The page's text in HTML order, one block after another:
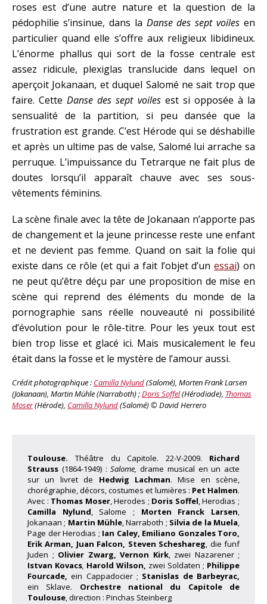
roses est d’une autre nature et la question de la
pédophilie s’insinue, dans la Danse des sept voiles en
particulier quand elle s’offre aux religieux libidineux.
L’énorme phallus qui sort de la fosse centrale est
assez ridicule, plexiglas translucide dans lequel on
aperçoit Jokanaan, et duquel Salomé ne sait trop que
faire. CetteDanse des sept voilesest si opposée à la
sensualité de la partition, si peu dansée que la
frustration est grande. C’est Hérode qui se déshabille
et après un ultime pas de valse, Salomé lui arrache sa
perruque. L’impuissance du Tetrarque ne fait plus de
doutes lorsqu’il apparaît chauve avec ses sous-
vêtements féminins.
La scène finale avec la tête de Jokanaan n’apporte pas
de changement et la jeune princesse reste une enfant
et ne devient pas femme. Quand on sait la folie qui
existe dans ce rôle (et qui a fait l’objet d’unessai) on
ne peut qu’être déçu par une proposition de mise en
scène qui reprend des éléments du monde de la
pornographie sans réelle nouveauté ni possibilité
d’évolution pour le rôle-titre. Pour les yeux tout est
bien trop lisse et glacé ici. Mais musicalement le feu
était dans la fosse et le mystère de l’amour aussi.
Crédit photographique : Camilla Nylund(Salomé), Morten Frank Larsen
(Jokanaan), Martin Mühle (Narraboth) ;Doris Soffel(Hérodiade), Thomas
Moser(Hérode), Camilla Nylund(Salomé) © David Herrero
Toulouse. Théâtre du Capitole. 22-V-2009. Richard
Strauss (1864-1949) :Salome, drame musical en un acte
sur un livret de Hedwig Lachman. Mise en scène,
chorégraphie, décors, costumes et lumières : Pet Halmen.
Avec : Thomas Moser, Herodes ; Doris Soffel, Herodias ;
Camilla Nylund, Salome ; Morten Franck Larsen,
Jokanaan ; Martin Mühle, Narraboth ; Silvia de la Muela,
Page der Herodias ; Ian Caley, Emiliano Gonzales Toro,
Erik Arman, Juan Falcon, Steven Scheshareg, die funf
Juden ; Olivier Zwarg, Vernon Kirk, zwei Nazarener ;
Istvan Kovacs, Harold Wilson, zwei Soldaten ; Philippe
Fourcade,ein Cappadocier ; Stanislas de Barbeyrac,
ein Sklave. Orchestre national du Capitole de
Toulouse, direction : Pinchas Steinberg